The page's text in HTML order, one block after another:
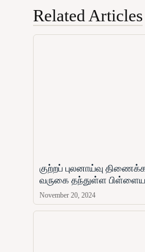
Related Articles
குற்றப் புலனாய்வு
வருகை தந்துள்ள
November 20, 2024